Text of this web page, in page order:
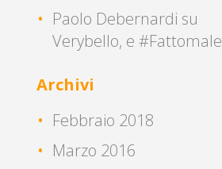
Paolo Debernardi su
Verybello, e #Fattomale
Archivi
Febbraio 2018
Marzo 2016